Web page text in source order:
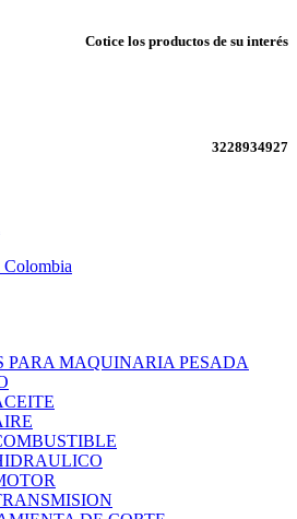
Cotice los productos de su interés
3228934927
PARA MAQUINARIA PESADA